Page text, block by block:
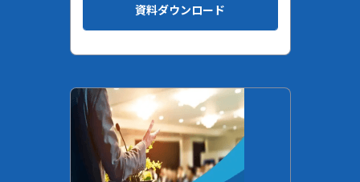
資料ダウンロード